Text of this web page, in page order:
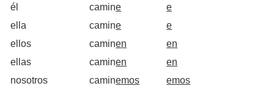
él
ella
ellos
ellas
nosotros
camine
camine
caminen
caminen
caminemos
e
e
en
en
emos